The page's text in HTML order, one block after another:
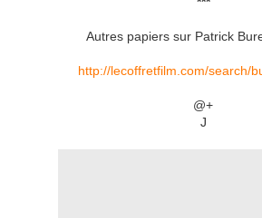
Autres papiers sur Patrick
http://lecoffretfilm.com/search/
@+
J